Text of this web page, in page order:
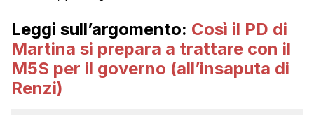
Leggi sull’argomento: Così il PD di
Martina si prepara a trattare con il
M5S per il governo (all’insaputa di
Renzi)